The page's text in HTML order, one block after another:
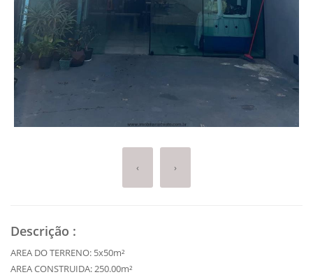
‹ ›
Descrição :
AREA DO TERRENO: 5x50m²
AREA CONSTRUIDA: 250.00m²